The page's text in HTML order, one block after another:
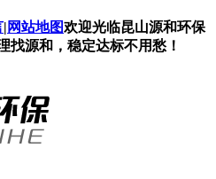
| 网站地图欢迎光临昆山源和环保
找源和，稳定达标不用愁！